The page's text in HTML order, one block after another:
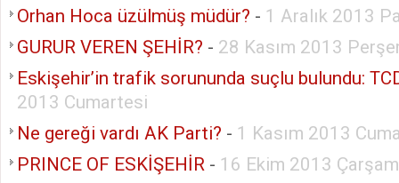
Orhan Hoca üzülmüş müdür? - 1 Aralık 2013
GURUR VEREN ŞEHİR? - 28 Kasım 2013
Eskişehir’in trafik sorununda suçlu bulundu:
2013 Cumartesi
Ne gereği vardı AK Parti? - 1 Kasım 2013
PRINCE OF ESKİŞEHİR - 16 Ekim 2013